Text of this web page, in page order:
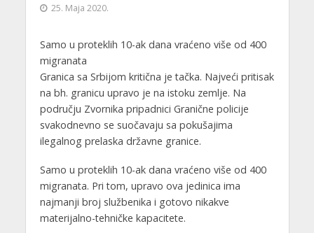
25. Maja 2020.
Samo u proteklih 10-ak dana vraćeno više od 400
migranata
Granica sa Srbijom kritična je tačka. Najveći pritisak
na bh. granicu upravo je na istoku zemlje. Na
području Zvornika pripadnici Granične policije
svakodnevno se suočavaju sa pokušajima
ilegalnog prelaska državne granice.
Samo u proteklih 10-ak dana vraćeno više od 400
migranata. Pri tom, upravo ova jedinica ima
najmanji broj službenika i gotovo nikakve
materijalno-tehničke kapacitete.